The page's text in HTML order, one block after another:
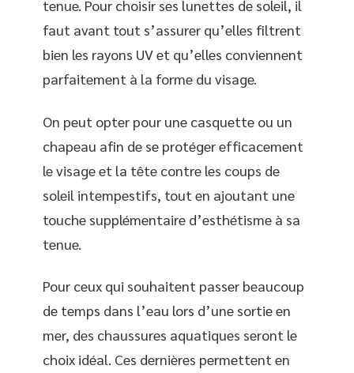
tenue. Pour choisir ses lunettes de soleil, il
faut avant tout s’assurer qu’elles filtrent
bien les rayons UV et qu’elles conviennent
parfaitement à la forme du visage.
On peut opter pour une casquette ou un
chapeau afin de se protéger efficacement
le visage et la tête contre les coups de
soleil intempestifs, tout en ajoutant une
touche supplémentaire d’esthétisme à sa
tenue.
Pour ceux qui souhaitent passer beaucoup
de temps dans l’eau lors d’une sortie en
mer, des chaussures aquatiques seront le
choix idéal. Ces dernières permettent en